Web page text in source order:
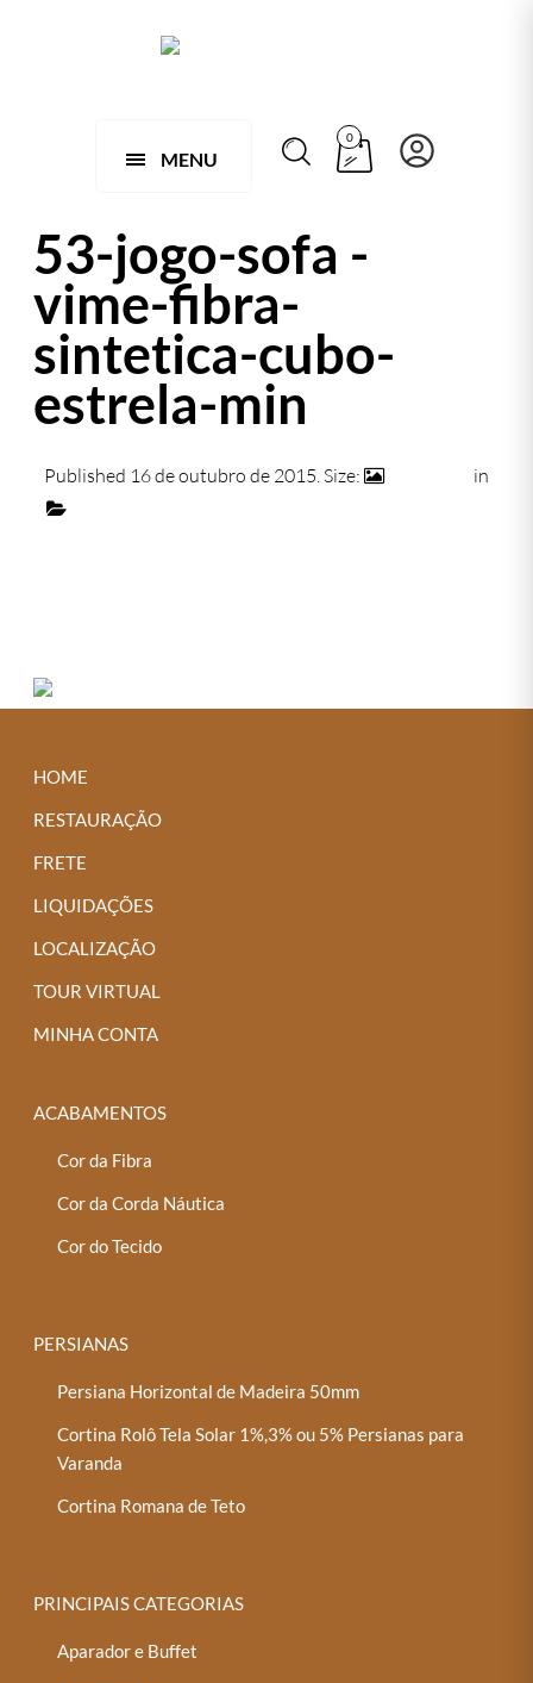
MENU
0
53-jogo-sofa -
vime-fibra-
sintetica-cubo-
estrela-min
Published 16 de outubro de 2015 . Size:
in
HOME
RESTAURAÇÃO
FRETE
LIQUIDAÇÕES
LOCALIZAÇÃO
TOUR VIRTUAL
MINHA CONTA
ACABAMENTOS
Cor da Fibra
Cor da Corda Náutica
Cor do Tecido
PERSIANAS
Persiana Horizontal de Madeira 50mm
Cortina Rolô Tela Solar 1%,3% ou 5% Persianas para
Varanda
Cortina Romana de Teto
PRINCIPAIS CATEGORIAS
Aparador e Buffet